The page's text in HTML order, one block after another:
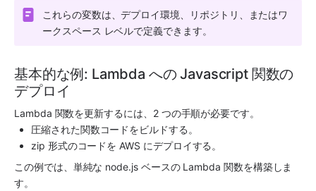
これらの変数は、デプロイ環境、リポジトリ、またはワ
ークスペース レベルで定義できます。
基本的な例: Lambda への Javascript 関数の
デプロイ
Lambda 関数を更新するには、2 つの手順が必要です。
圧縮された関数コードをビルドする。
zip 形式のコードを AWS にデプロイする。
この例では、単純な node.js ベースの Lambda 関数を構築しま
す。